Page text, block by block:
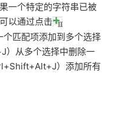
一个特定的字符串已被
以通过点击
个匹配项添加到多个选择
）从多个选择中删除一
）添加所有